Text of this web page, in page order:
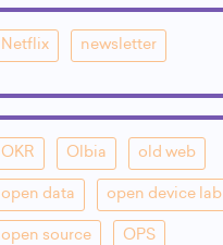
Netflix newsletter
OKR Olbia old web
open data open device lab
open source OPS